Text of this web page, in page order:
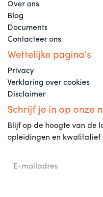
Over ons
Blog
Documents
Contacteer ons
Wettelijke pagina’s
Privacy
Verklaring over cookies
Disclaimer
Schrijf je in op onze
Blijf op de hoogte van de
opleidingen en kwalitatief